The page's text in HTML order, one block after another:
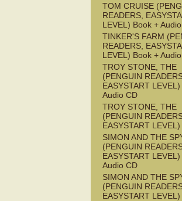
TOM CRUISE
READERS,
LEVEL) Book +
TINKER'S FARM
READERS,
LEVEL) Book +
TROY STONE, THE
(PENGUIN
EASYSTART
Audio CD
TROY STONE, THE
(PENGUIN
EASYSTART
SIMON AND THE
(PENGUIN
EASYSTART
Audio CD
SIMON AND THE
(PENGUIN
EASYSTART